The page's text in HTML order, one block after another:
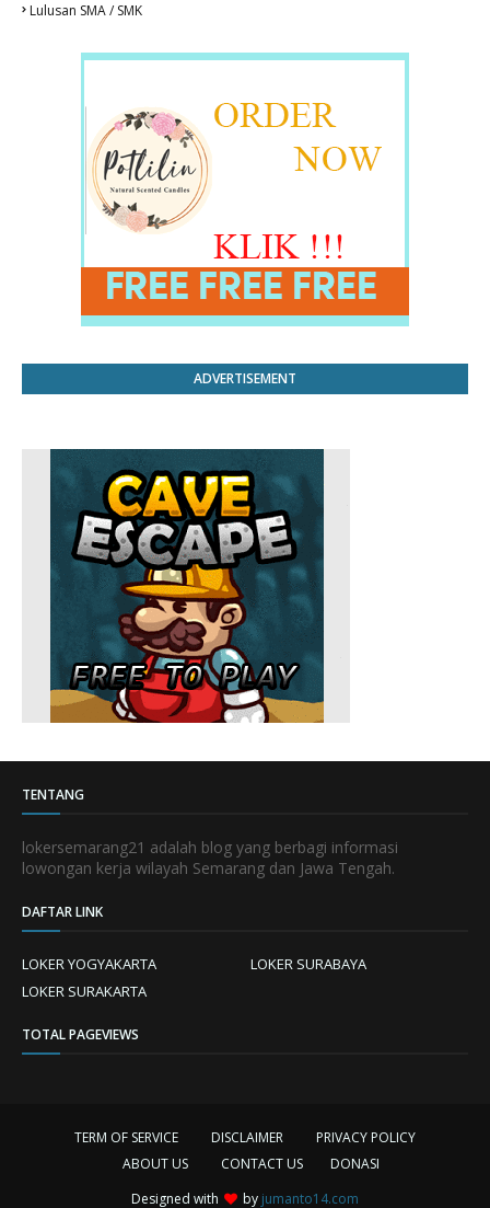
Lulusan SMA / SMK
ADVERTISEMENT
TENTANG
lokersemarang21 adalah blog yang berbagi informasi
lowongan kerja wilayah Semarang dan Jawa Tengah.
DAFTAR LINK
LOKER YOGYAKARTA
LOKER SURABAYA
LOKER SURAKARTA
TOTAL PAGEVIEWS
TERM OF SERVICE DISCLAIMER
PRIVACY POLICY
ABOUT US
CONTACT US
DONASI
Designed with
by jumanto14.com